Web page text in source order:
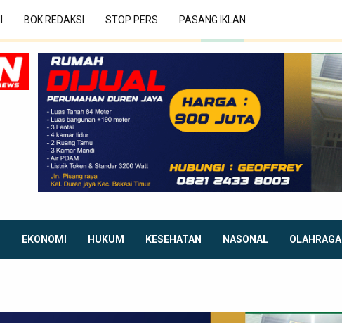
BOK REDAKSI STOP PERS PASANG IKLAN
EKONOMI HUKUM KESEHATAN NASONAL OLAHRAGA